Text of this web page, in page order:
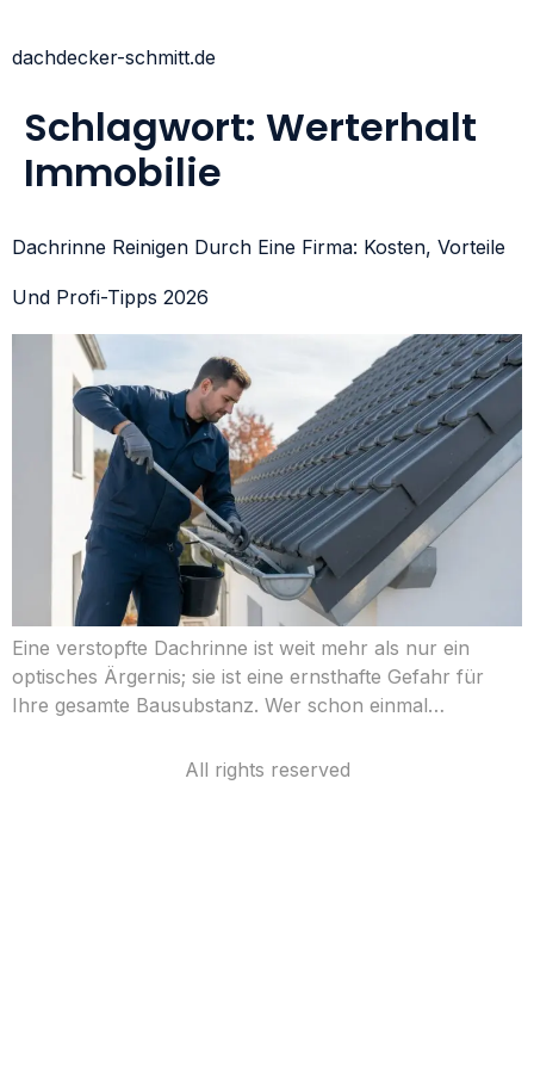
dachdecker-schmitt.de
Schlagwort: Werterhalt
Immobilie
Dachrinne Reinigen Durch Eine Firma: Kosten, Vorteile
Und Profi-Tipps 2026
Eine verstopfte Dachrinne ist weit mehr als nur ein
optisches Ärgernis; sie ist eine ernsthafte Gefahr für
Ihre gesamte Bausubstanz. Wer schon einmal…
All rights reserved